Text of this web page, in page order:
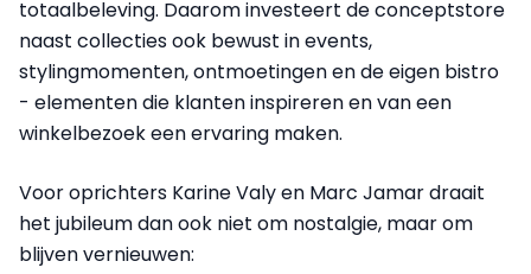
totaalbeleving. Daarom investeert de conceptstore
naast collecties ook bewust in events,
stylingmomenten, ontmoetingen en de eigen bistro
- elementen die klanten inspireren en van een
winkelbezoek een ervaring maken.
Voor oprichters Karine Valy en Marc Jamar draait
het jubileum dan ook niet om nostalgie, maar om
blijven vernieuwen: